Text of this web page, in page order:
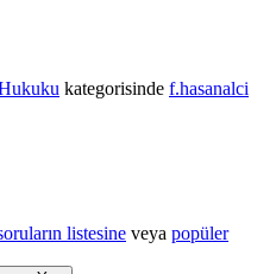
kategorisinde f.hasanalci
listesine veya popüler